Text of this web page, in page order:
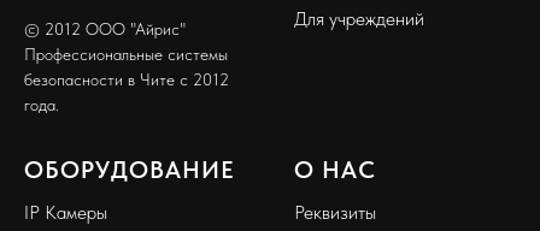
© 2012 ООО "Айрис"
Профессиональные системы
безопасности в Чите с 2012
года.
Для учреждений
ОБОРУДОВАНИЕ
IP Камеры
О НАС
Реквизиты